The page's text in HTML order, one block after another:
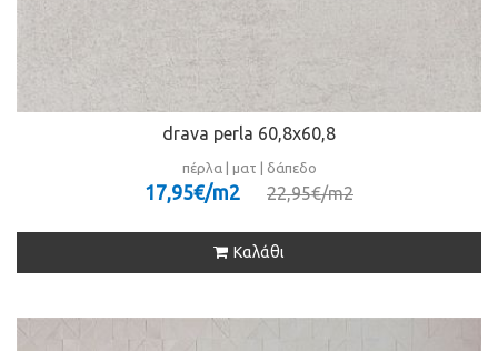
drava perla 60,8x60,8
πέρλα | ματ | δάπεδο
17,95€/m2 22,95€/m2
Καλάθι